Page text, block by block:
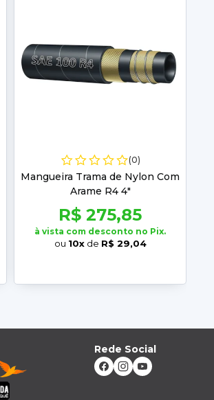
(0)
Mangueira Trama de Nylon Com
Arame R4 4"
R$ 275,85
à vista com desconto no Pix.
ou 10xde R$ 29,04
Rede Social